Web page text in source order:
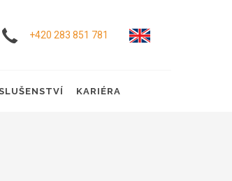
+420 283 851 781
KARIÉRA